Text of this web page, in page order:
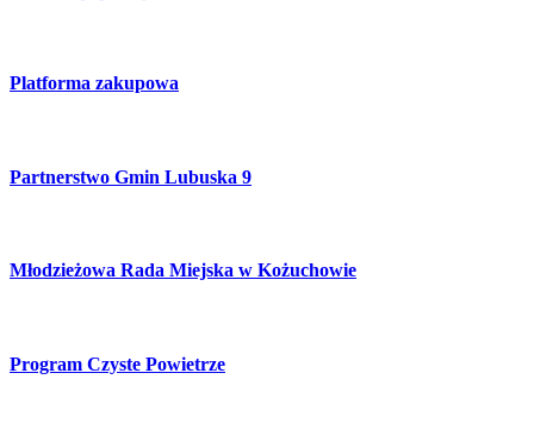
Platforma zakupowa
Partnerstwo Gmin Lubuska 9
Młodzieżowa Rada Miejska w Kożuchowie
Program Czyste Powietrze